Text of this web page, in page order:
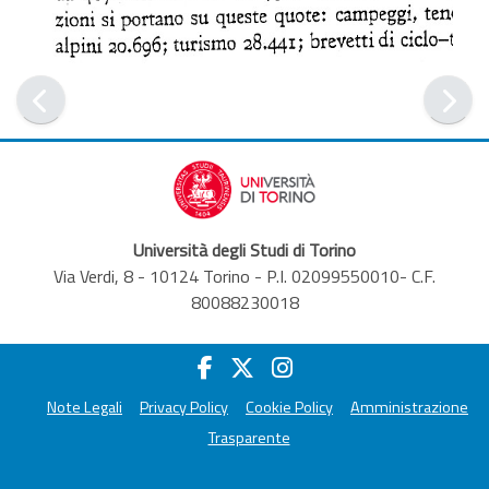
Università degli Studi di Torino
Via Verdi, 8 - 10124 Torino - P.I. 02099550010- C.F.
80088230018
Note Legali Privacy Policy Cookie Policy
Amministrazione
Trasparente